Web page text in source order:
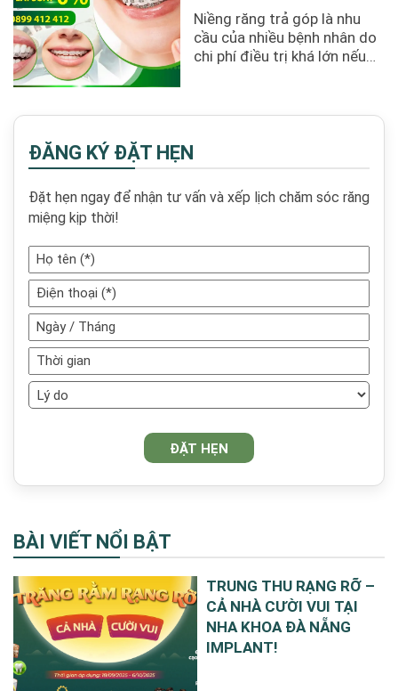
Niềng răng trả góp là nhu
cầu của nhiều bệnh nhân do
chi phí điều trị khá lớn nếu
ĐĂNG KÝ ĐẶT HẸN
Đặt hẹn ngay để nhận tư vấn và xếp lịch chăm sóc răng
miệng kịp thời!
BÀI VIẾT NỔI BẬT
TRUNG THU RẠNG RỠ –
CẢ NHÀ CƯỜI VUI TẠI
NHA KHOA ĐÀ NẴNG
IMPLANT!